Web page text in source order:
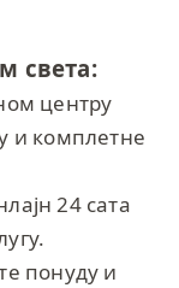
света:
центру
и комплетне
24 сата
понуду и